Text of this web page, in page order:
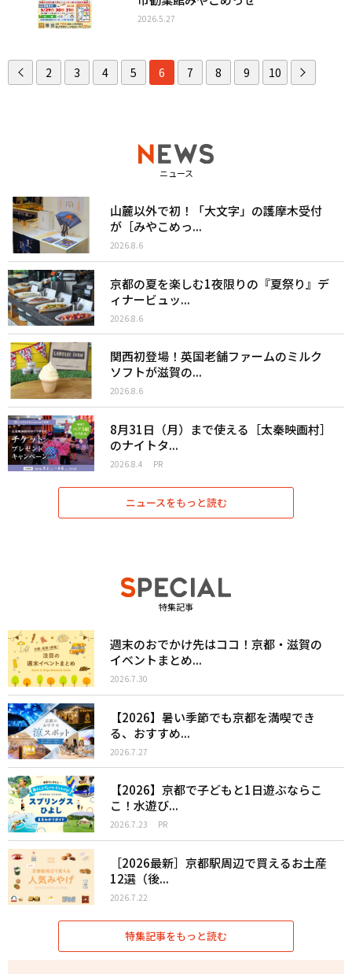
2026.5.27
2 3 4 5 6 7 8 9 10
ニュース
山麓以外で初！「大文字」の護摩木受付
が［みやこめっ...
2026.8.6
京都の夏を楽しむ1夜限りの『夏祭り』デ
ィナービュッ...
2026.8.6
関西初登場！英国老舗ファームのミルク
ソフトが滋賀の...
2026.8.6
8月31日（月）まで使える［太秦映画村］
のナイトタ...
2026.8.4 PR
ニュースをもっと読む
特集記事
週末のおでかけ先はココ！京都・滋賀の
イベントまとめ...
2026.7.30
【2026】暑い季節でも京都を満喫でき
る、おすすめ...
2026.7.27
【2026】京都で子どもと1日遊ぶならこ
こ！水遊び...
2026.7.23 PR
［2026最新］京都駅周辺で買えるお土産
12選（後...
2026.7.22
特集記事をもっと読む